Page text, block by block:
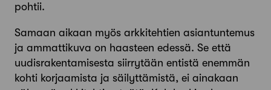
pohtii.
Samaan aikaan myös arkkitehtien asiantuntemus
ja ammattikuva on haasteen edessä. Se että
uudisrakentamisesta siirrytään entistä enemmän
kohti korjaamista ja säilyttämistä, ei ainakaan